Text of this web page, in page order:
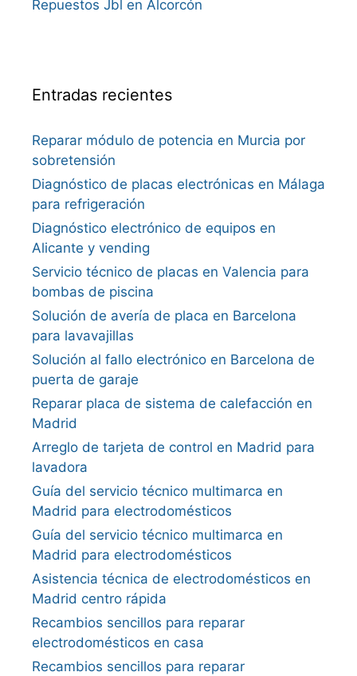
Repuestos Jbl en Alcorcón
Entradas recientes
Reparar módulo de potencia en Murcia por
sobretensión
Diagnóstico de placas electrónicas en Málaga
para refrigeración
Diagnóstico electrónico de equipos en
Alicante y vending
Servicio técnico de placas en Valencia para
bombas de piscina
Solución de avería de placa en Barcelona
para lavavajillas
Solución al fallo electrónico en Barcelona de
puerta de garaje
Reparar placa de sistema de calefacción en
Madrid
Arreglo de tarjeta de control en Madrid para
lavadora
Guía del servicio técnico multimarca en
Madrid para electrodomésticos
Guía del servicio técnico multimarca en
Madrid para electrodomésticos
Asistencia técnica de electrodomésticos en
Madrid centro rápida
Recambios sencillos para reparar
electrodomésticos en casa
Recambios sencillos para reparar